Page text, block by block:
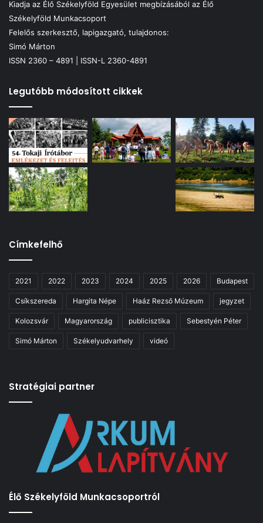
Kiadja az Élő Székelyföld Egyesület megbízásából az Élő
Székelyföld Munkacsoport
Felelős szerkesztő, lapigazgató, tulajdonos:
Simó Márton
ISSN 2360 – 4891 | ISSN-L 2360-4891
Legutóbb módosított cikkek
Címkefelhő
2021 2022 2023 2024 2025 2026 Budapest
Csíkszereda Hargita Népe Haáz Rezső Múzeum jegyzet
Kolozsvár Magyarország publicisztika Sebestyén Péter
Simó Márton Székelyudvarhely videó
Stratégiai partner
Élő Székelyföld Munkacsoportról